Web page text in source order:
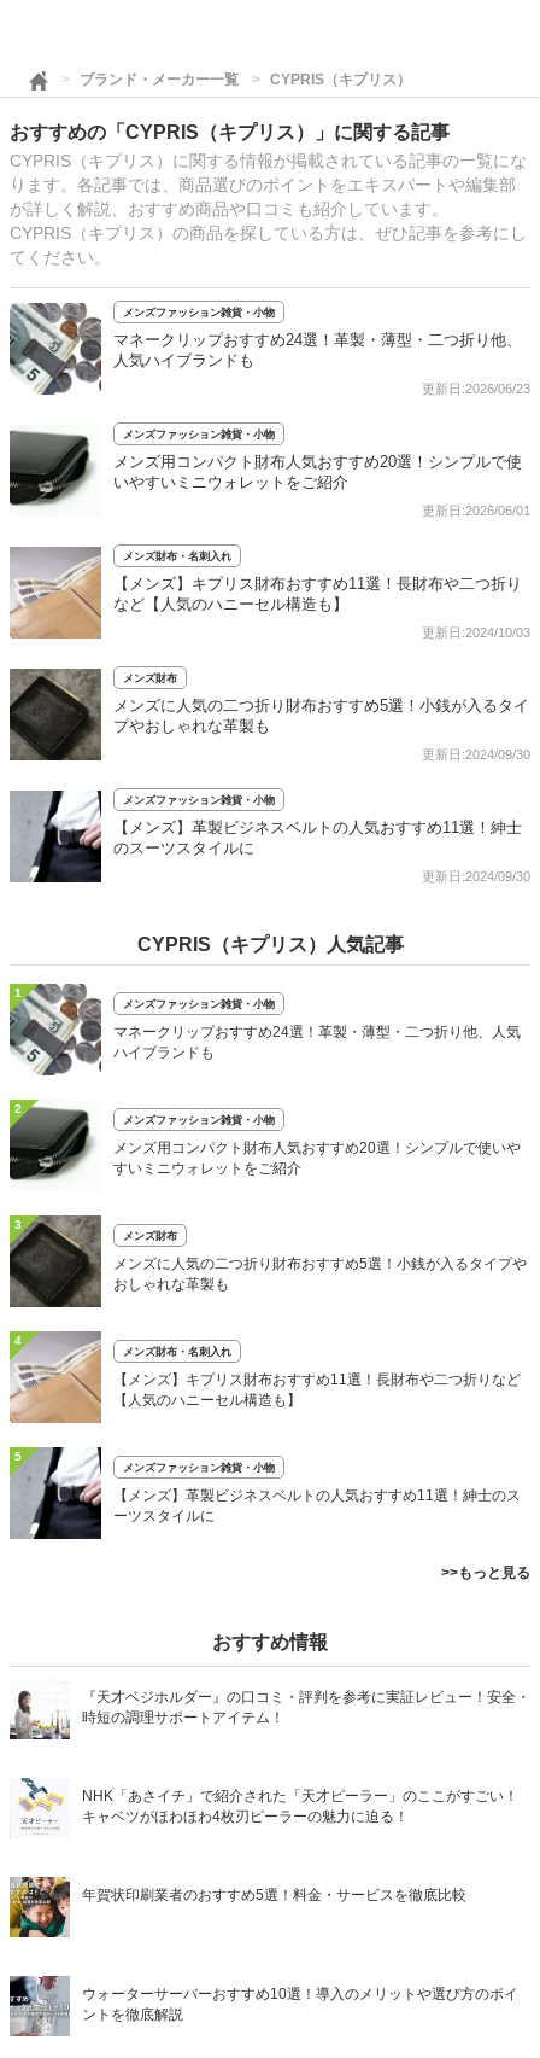
ブランド・メーカー一覧 CYPRIS（キプリス）
おすすめの「CYPRIS（キプリス）」に関する記事
CYPRIS（キプリス）に関する情報が掲載されている記事の一覧にな
ります。各記事では、商品選びのポイントをエキスパートや編集部
が詳しく解説、おすすめ商品や口コミも紹介しています。
CYPRIS（キプリス）の商品を探している方は、ぜひ記事を参考にし
てください。
メンズファッション雑貨・小物
マネークリップおすすめ24選！革製・薄型・二つ折り他、
人気ハイブランドも
更新日:2026/06/23
メンズファッション雑貨・小物
メンズ用コンパクト財布人気おすすめ20選！シンプルで使
いやすいミニウォレットをご紹介
更新日:2026/06/01
メンズ財布・名刺入れ
【メンズ】キプリス財布おすすめ11選！長財布や二つ折り
など【人気のハニーセル構造も】
更新日:2024/10/03
メンズ財布
メンズに人気の二つ折り財布おすすめ5選！小銭が入るタイ
プやおしゃれな革製も
更新日:2024/09/30
メンズファッション雑貨・小物
【メンズ】革製ビジネスベルトの人気おすすめ11選！紳士
のスーツスタイルに
更新日:2024/09/30
CYPRIS（キプリス）人気記事
1
メンズファッション雑貨・小物
マネークリップおすすめ24選！革製・薄型・二つ折り他、人気
ハイブランドも
2
メンズファッション雑貨・小物
メンズ用コンパクト財布人気おすすめ20選！シンプルで使いや
すいミニウォレットをご紹介
3
メンズ財布
メンズに人気の二つ折り財布おすすめ5選！小銭が入るタイプや
おしゃれな革製も
4
メンズ財布・名刺入れ
【メンズ】キプリス財布おすすめ11選！長財布や二つ折りなど
【人気のハニーセル構造も】
5
メンズファッション雑貨・小物
【メンズ】革製ビジネスベルトの人気おすすめ11選！紳士のス
ーツスタイルに
>>もっと見る
おすすめ情報
『天才ベジホルダー』の口コミ・評判を参考に実証レビュー！安全・
時短の調理サポートアイテム！
NHK「あさイチ」で紹介された「天才ピーラー」のここがすごい！
キャベツがほわほわ4枚刃ピーラーの魅力に迫る！
年賀状印刷業者のおすすめ5選！料金・サービスを徹底比較
ウォーターサーバーおすすめ10選！導入のメリットや選び方のポイ
ントを徹底解説